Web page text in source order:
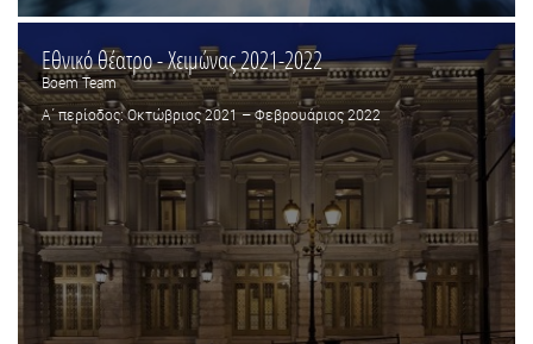
Εθνικό θέατρο - Χειμώνας 2021-2022
Boem Team
Α΄ περίοδος: Οκτώβριος 2021 – Φεβρουάριος 2022